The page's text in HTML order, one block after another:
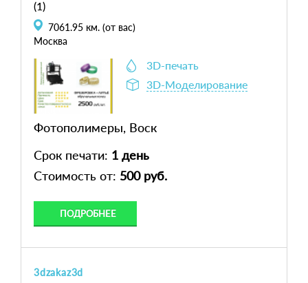
(1)
7061.95 км. (от вас)
Москва
3D-печать
3D-Моделирование
Фотополимеры, Воск
Срок печати: 1 день
Стоимость от: 500 руб.
ПОДРОБНЕЕ
3dzakaz3d